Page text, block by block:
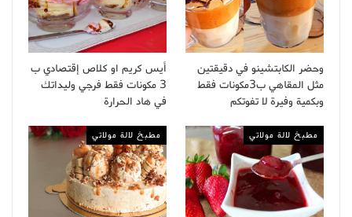
وحضر الكابتشينو في دقيقتين
مثل المقاهي ب3مكونات فقط
وبكمية وفيرة لا تفوتكم
أيس كريم او كلاص إقتصادي ب
3 مكونات فقط فرجي وليداتك
في هاد الحرارة
مطبخ لالة مولاتي مطبخ لالة مولاتي